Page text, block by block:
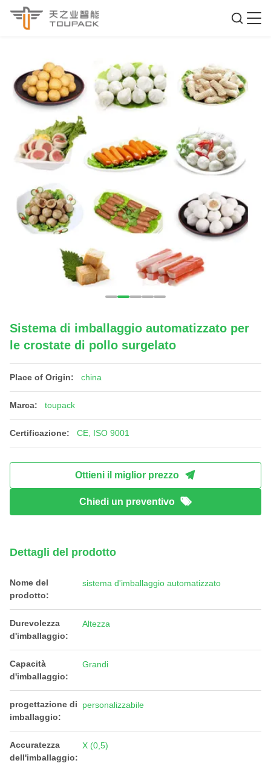
Sistema di imballaggio automatizzato per
le crostate di pollo surgelato
Place of Origin: china
Marca: toupack
Certificazione: CE, ISO 9001
Ottieni il miglior prezzo
Chiedi un preventivo
Dettagli del prodotto
Nome del
prodotto:
sistema d'imballaggio automatizzato
Durevolezza
d'imballaggio:
Altezza
Capacità
d'imballaggio:
Grandi
progettazione di
imballaggio:
personalizzabile
Accuratezza
dell'imballaggio:
X (0,5)